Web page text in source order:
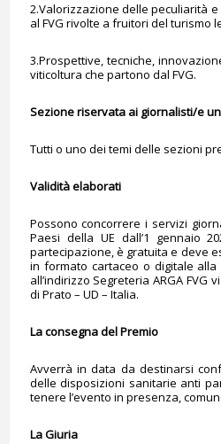
2.Valorizzazione delle peculiarità
al FVG rivolte a fruitori del turismo
3.Prospettive, tecniche,
viticoltura che partono dal FVG.
Sezione riservata ai giornalisti/e
Tutti o uno dei temi delle sezioni
Validità elaborati
Possono concorrere i servizi
Paesi della UE dall’1 gennaio
partecipazione, è gratuita e deve
in formato cartaceo o digitale alla
all’indirizzo Segreteria ARGA FVG
di Prato – UD – Italia.
La consegna del Premio
Avverrà in data da destinarsi
delle disposizioni sanitarie anti
tenere l’evento in presenza,
La Giuria